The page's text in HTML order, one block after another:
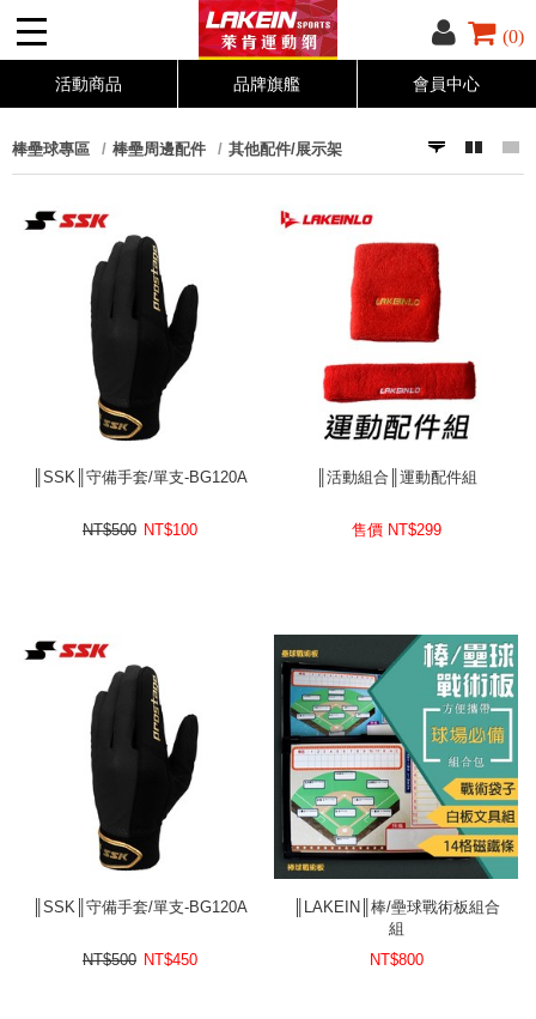
(0)
活動商品 品牌旗艦 會員中心
棒壘球專區 棒壘周邊配件 其他配件/展示架
║SSK║守備手套/單支-BG120A
NT$500 NT$100
║活動組合║運動配件組
售價 NT$299
║SSK║守備手套/單支-BG120A
NT$500 NT$450
║LAKEIN║棒/壘球戰術板組合
組
NT$800